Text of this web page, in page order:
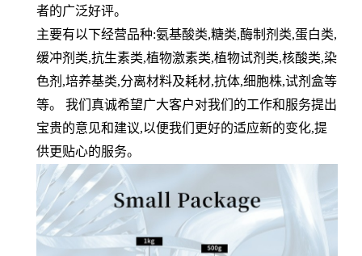
者的广泛好评。
主要有以下经营品种:氨基酸类,糖类,酶制剂类,蛋白类,
缓冲剂类,抗生素类,植物激素类,植物试剂类,核酸类,染
色剂,培养基类,分离材料及耗材,抗体,细胞株,试剂盒等
等。 我们真诚希望广大客户对我们的工作和服务提出
宝贵的意见和建议,以便我们更好的适应新的变化,提
供更贴心的服务。